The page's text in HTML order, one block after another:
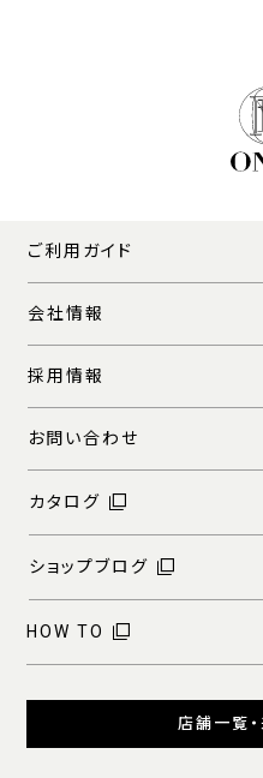
ご利用ガイド
会社情報
採用情報
お問い合わせ
カタログ
ショップブログ
HOW TO
店舗一覧